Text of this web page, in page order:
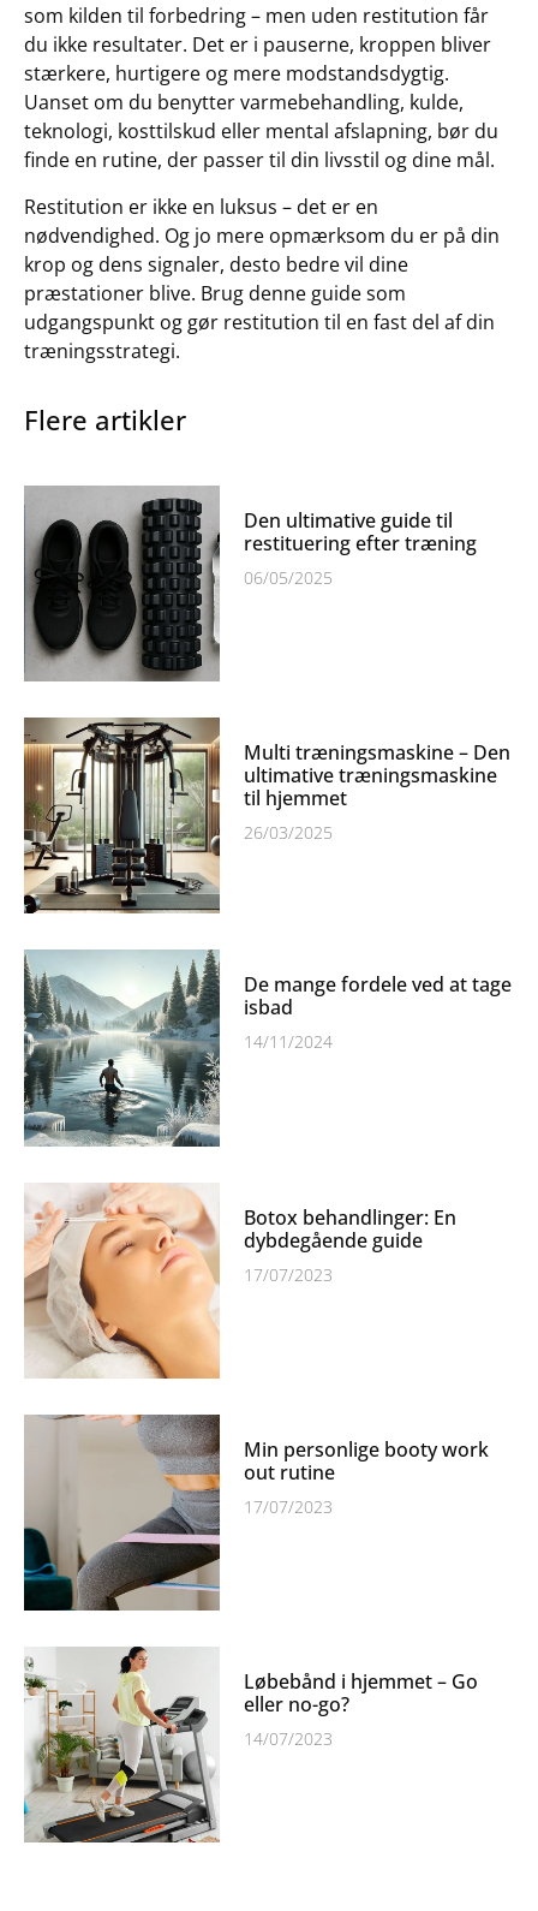
som kilden til forbedring – men uden restitution får
du ikke resultater. Det er i pauserne, kroppen bliver
stærkere, hurtigere og mere modstandsdygtig.
Uanset om du benytter varmebehandling, kulde,
teknologi, kosttilskud eller mental afslapning, bør du
finde en rutine, der passer til din livsstil og dine mål.
Restitution er ikke en luksus – det er en
nødvendighed. Og jo mere opmærksom du er på din
krop og dens signaler, desto bedre vil dine
præstationer blive. Brug denne guide som
udgangspunkt og gør restitution til en fast del af din
træningsstrategi.
Flere artikler
Den ultimative guide til
restituering efter træning
06/05/2025
Multi træningsmaskine – Den
ultimative træningsmaskine
til hjemmet
26/03/2025
De mange fordele ved at tage
isbad
14/11/2024
Botox behandlinger: En
dybdegående guide
17/07/2023
Min personlige booty work
out rutine
17/07/2023
Løbebånd i hjemmet – Go
eller no-go?
14/07/2023